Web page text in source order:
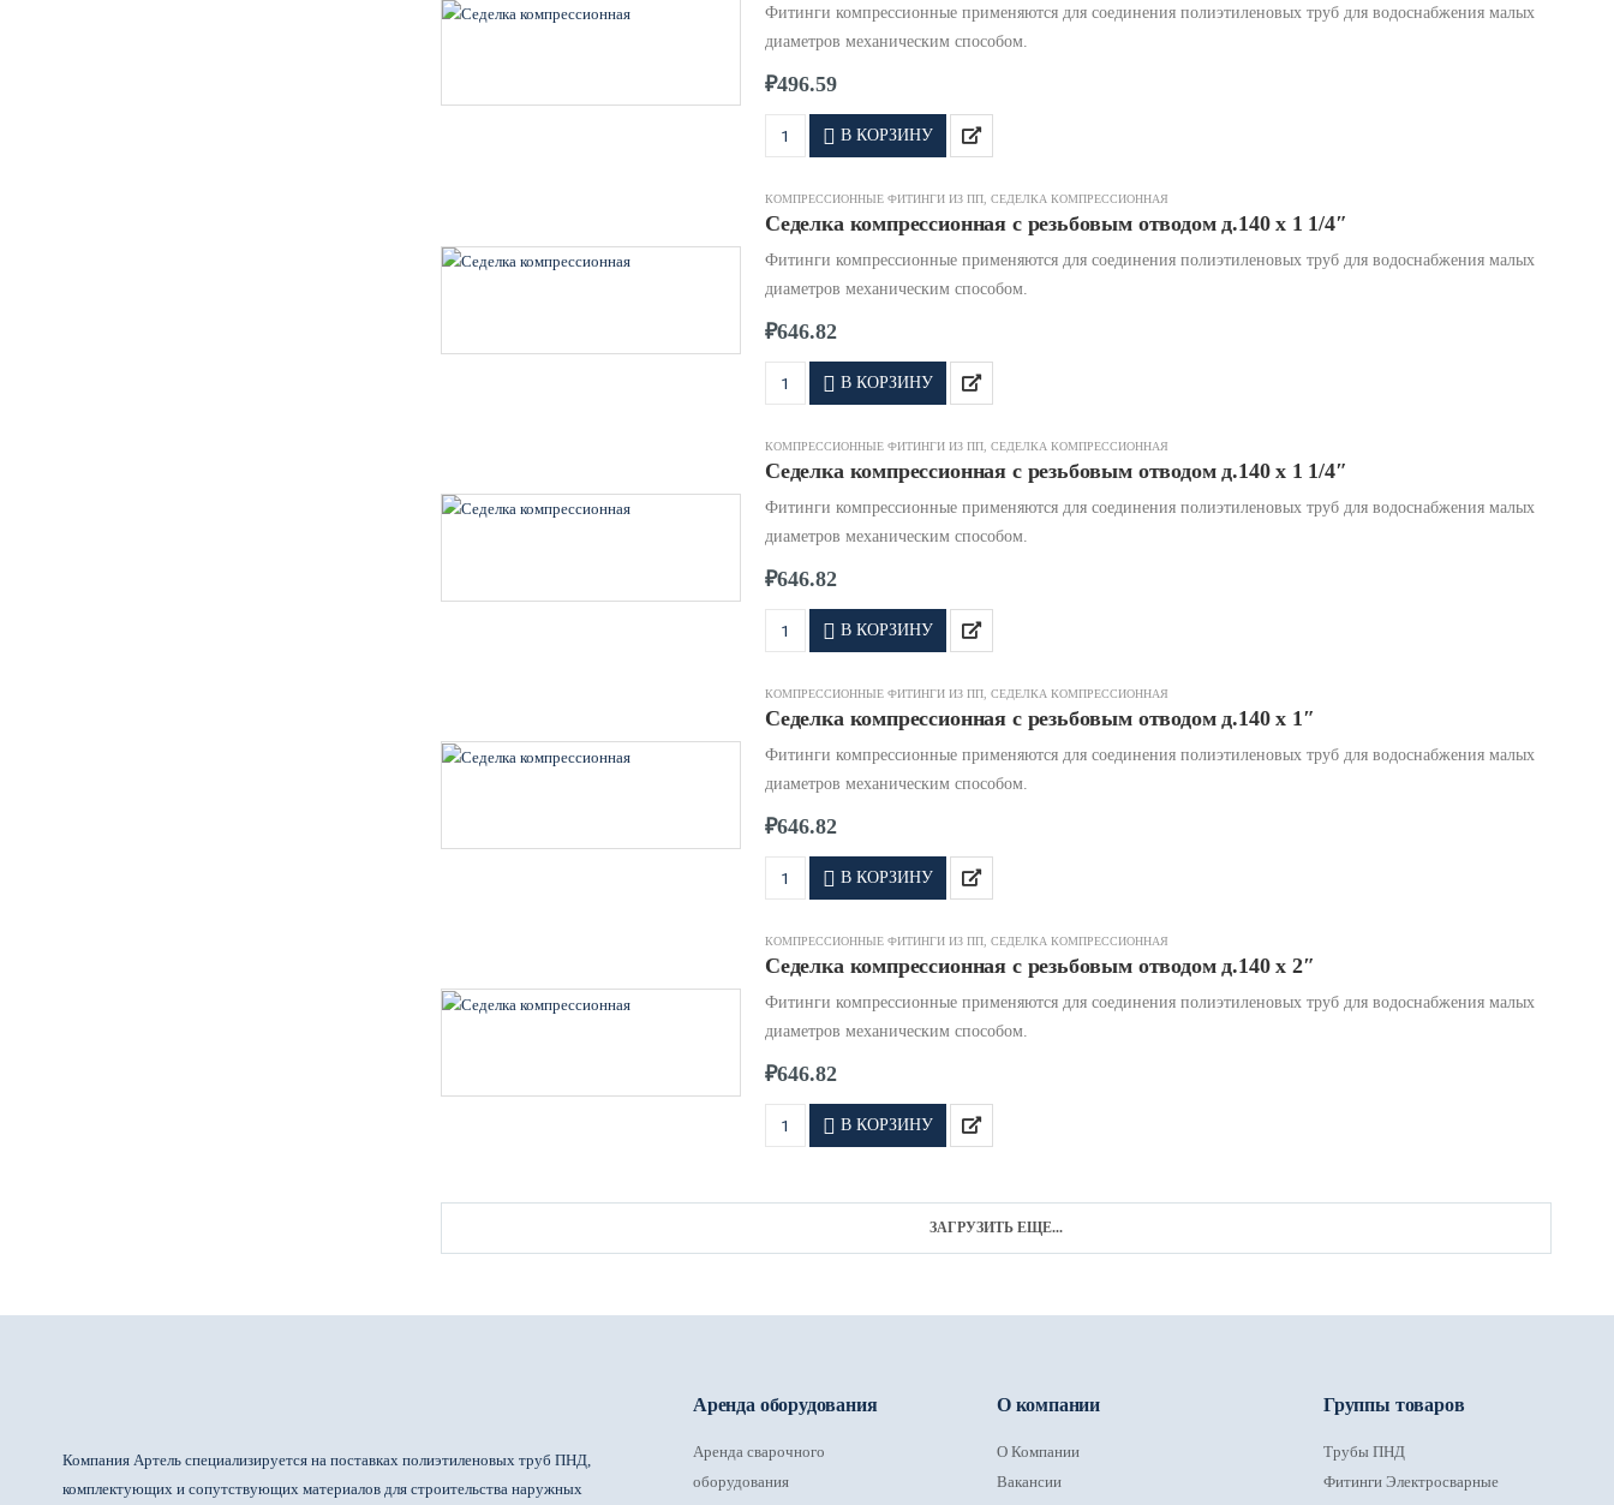
Фитинги компрессионные применяются для соединения полиэтиленовых труб для водоснабжения малых
диаметров механическим способом.
₽496.59
В КОРЗИНУ
КОМПРЕССИОННЫЕ ФИТИНГИ ИЗ ПП СЕДЕЛКА КОМПРЕССИОННАЯ
Седелка компрессионная с резьбовым отводом д.140 х 1 1/4″
Фитинги компрессионные применяются для соединения полиэтиленовых труб для водоснабжения малых
диаметров механическим способом.
₽646.82
В КОРЗИНУ
КОМПРЕССИОННЫЕ ФИТИНГИ ИЗ ПП СЕДЕЛКА КОМПРЕССИОННАЯ
Седелка компрессионная с резьбовым отводом д.140 х 1 1/4″
Фитинги компрессионные применяются для соединения полиэтиленовых труб для водоснабжения малых
диаметров механическим способом.
₽646.82
В КОРЗИНУ
КОМПРЕССИОННЫЕ ФИТИНГИ ИЗ ПП СЕДЕЛКА КОМПРЕССИОННАЯ
Седелка компрессионная с резьбовым отводом д.140 х 1″
Фитинги компрессионные применяются для соединения полиэтиленовых труб для водоснабжения малых
диаметров механическим способом.
₽646.82
В КОРЗИНУ
КОМПРЕССИОННЫЕ ФИТИНГИ ИЗ ПП СЕДЕЛКА КОМПРЕССИОННАЯ
Седелка компрессионная с резьбовым отводом д.140 х 2″
Фитинги компрессионные применяются для соединения полиэтиленовых труб для водоснабжения малых
диаметров механическим способом.
₽646.82
В КОРЗИНУ
ЗАГРУЗИТЬ ЕЩЕ...
Компания Артель специализируется на поставках полиэтиленовых труб ПНД,
комплектующих и сопутствующих материалов для строительства наружных
Аренда оборудования
Аренда сварочного
оборудования
О компании
О Компании
Вакансии
Группы товаров
Трубы ПНД
Фитинги Электросварные